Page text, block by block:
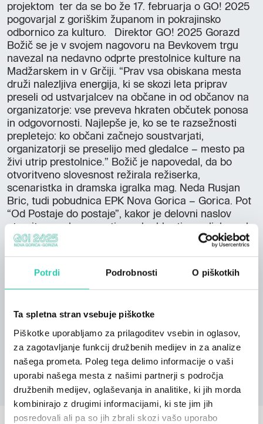
Potrdi Podrobnosti O piškotkih
Ta spletna stran vsebuje piškotke
Piškotke uporabljamo za prilagoditev vsebin in oglasov,
za zagotavljanje funkcij družbenih medijev in za analize
našega prometa. Poleg tega delimo informacije o vaši
uporabi našega mesta z našimi partnerji s področja
družbenih medijev, oglaševanja in analitike, ki jih morda
kombinirajo z drugimi informacijami, ki ste jim jih
posredovali ali pa so jih zbrali skozi vašo uporabo
projektom ter da se bo že 17. februarja o GO! 2025
pogovarjal z goriškim županom in pokrajinsko
odbornico za kulturo. Direktor GO! 2025 Gorazd
Božič se je v svojem nagovoru na Bevkovem trgu
navezal na nedavno odprte prestolnice kulture na
Madžarskem in v Grčiji. “Prav vsa obiskana mesta
druži nalezljiva energija, ki se skozi leta priprav
preseli od ustvarjalcev na občane in od občanov na
organizatorje: vse preveva hkraten občutek ponosa
in odgovornosti. Najlepše je, ko se te razsežnosti
prepletejo: ko občani začnejo soustvarjati,
organizatorji se preselijo med gledalce – mesto pa
živi utrip prestolnice.” Božič je napovedal, da bo
otvoritveno slovesnost režirala režiserka,
scenaristka in dramska igralka mag. Neda Rusjan
Bric, tudi pobudnica EPK Nova Gorica – Gorica. Pot
“Od Postaje do postaje”, kakor je delovni naslov
otvoritvene slovesnosti, nas bo hkrati popeljala prek
najbolj pomenljivih krajev obeh Goric in napovedala
recitalu Prešernove poezije, ki ga Združenje
dramskih umetnikov Slovenije že 37. prireja ob
Prešernovem trgu v Ljubljani in Mariboru so se
pridružili tudi igralci Slovenskega narodnega
gledališča Nova Gorica in njihovi gostje z obeh strani
nekdanje meje, sodelovala je tudi območna JSKD in
vokalna skupina Ardeo.